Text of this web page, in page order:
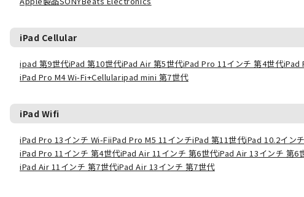
iPad Cellular
ipad 第9世代iPad 第10世代iPad Air 第5世代iPad Pro 11インチ 第4世代iPad
iPad Pro M4 Wi-Fi+Cellularipad mini 第7世代
iPad Wifi
iPad Pro 13インチ Wi-FiiPad Pro M5 11インチiPad 第11世代iPad 10.2イン
iPad Pro 11インチ 第4世代iPad Air 11インチ 第6世代iPad Air 13インチ 第6
iPad Air 11インチ 第7世代iPad Air 13インチ 第7世代